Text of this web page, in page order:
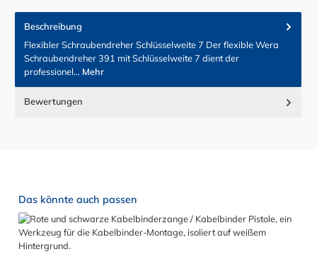
Beschreibung
Flexibler Schraubendreher Schlüsselweite 7 Der flexible Wera
Schraubendreher 391 mit Schlüsselweite 7 dient der
professionel… Mehr
Bewertungen
Produktgalerie überspringen
Das könnte auch passen